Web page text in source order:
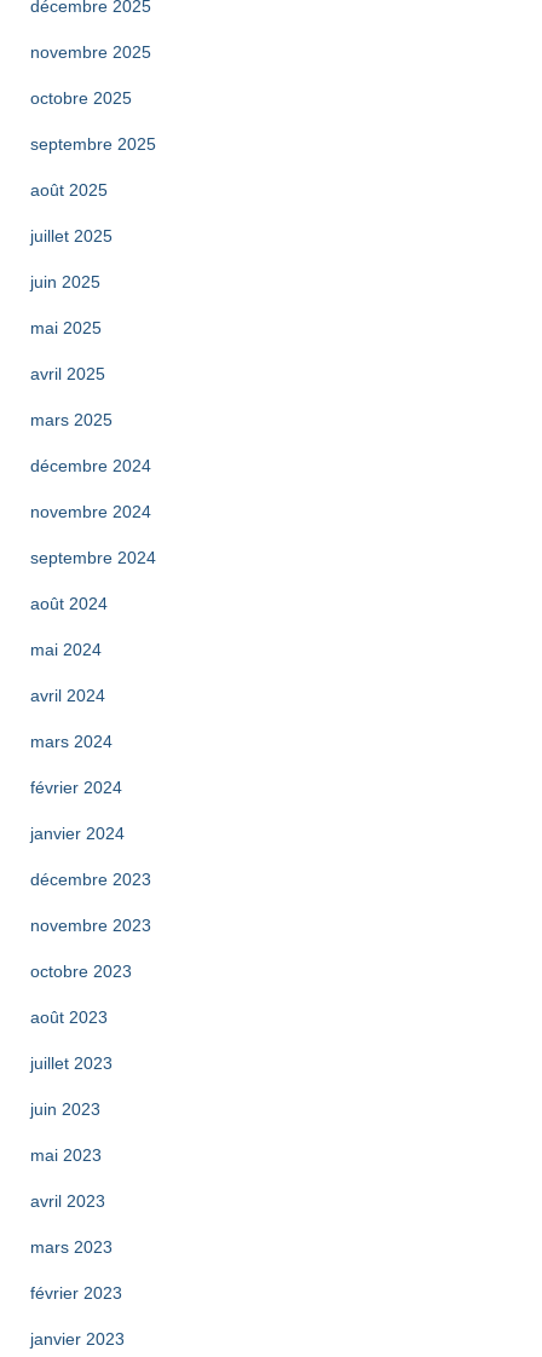
décembre 2025
novembre 2025
octobre 2025
septembre 2025
août 2025
juillet 2025
juin 2025
mai 2025
avril 2025
mars 2025
décembre 2024
novembre 2024
septembre 2024
août 2024
mai 2024
avril 2024
mars 2024
février 2024
janvier 2024
décembre 2023
novembre 2023
octobre 2023
août 2023
juillet 2023
juin 2023
mai 2023
avril 2023
mars 2023
février 2023
janvier 2023